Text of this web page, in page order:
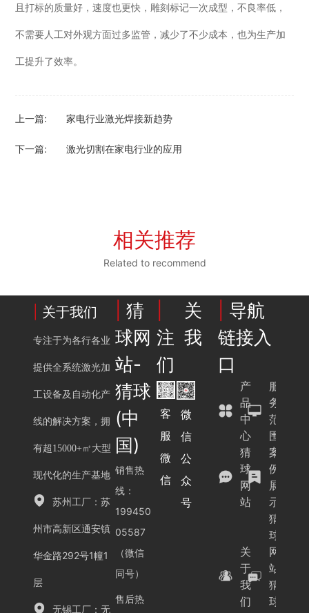
且打标的质量好，速度也更快，雕刻标记一次成型，不良率低，
不需要人工对外观方面过多监管，减少了不少成本，也为生产加
工提升了效率。
上一篇: 家电行业激光焊接新趋势
下一篇: 激光切割在家电行业的应用
相关推荐
Related to recommend
关于我们
专注于为各行各业
提供全系统激光加
工设备及自动化产
线的解决方案，拥
有超15000+㎡大型
现代化的生产基地
苏州工厂：苏
州市高新区通安镇
华金路292号1幢1
层
无锡工厂：无
猜
球网
站-
猜球
(中
国)
销售热
线：
199450
05587
（微信
同号）
售后热
关
注我
们
客
服
微
信
微
信
公
众
号
导航
链接入
口
产
品
中
心
服
务
范
围
猜
球
网
站
案
例
展
示
关
于
我
们
猜
球
网
站-
猜
球